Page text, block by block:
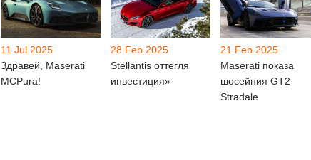
11 Jul 2025
Здравей, Maserati
MCPura!
28 Feb 2025
Stellantis оттегля
инвестиция»
21 Feb 2025
Maserati показа
шосейния GT2
Stradale